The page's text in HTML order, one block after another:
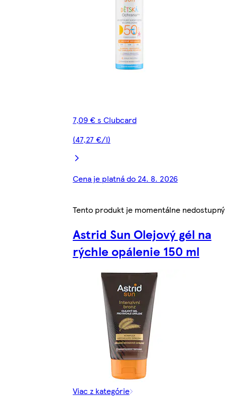
7,09 € s Clubcard
(47,27 €/l)
Cena je platná do 24. 8. 2026
Tento produkt je momentálne nedostupný
Astrid Sun Olejový gél na
rýchle opálenie 150 ml
Viac z kategórie